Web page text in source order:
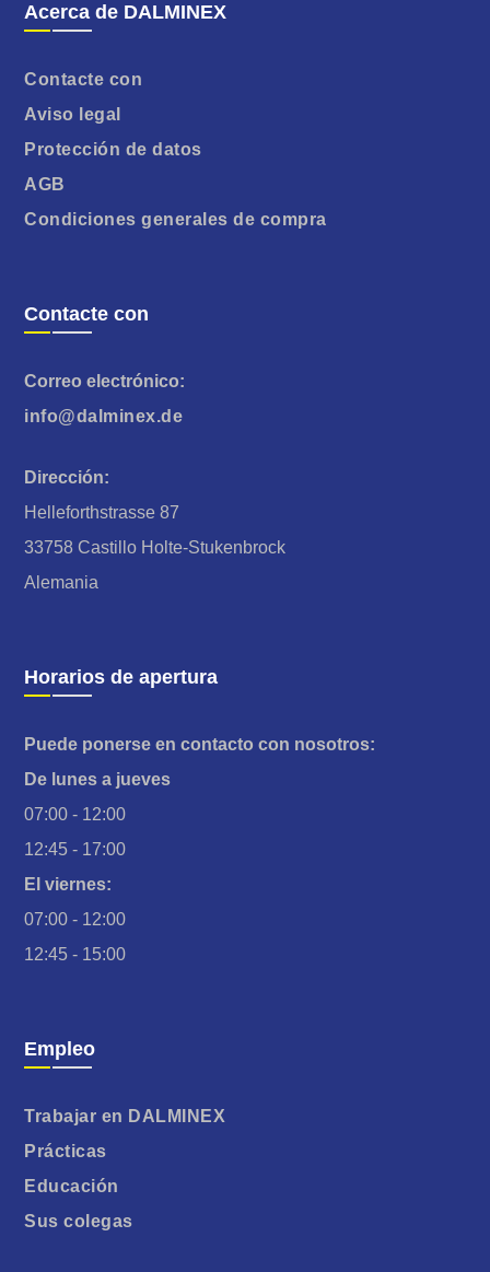
Acerca de DALMINEX
Contacte con
Aviso legal
Protección de datos
AGB
Condiciones generales de compra
Contacte con
Correo electrónico:
info@dalminex.de
Dirección:
Helleforthstrasse 87
33758 Castillo Holte-Stukenbrock
Alemania
Horarios de apertura
Puede ponerse en contacto con nosotros:
De lunes a jueves
07:00 - 12:00
12:45 - 17:00
El viernes:
07:00 - 12:00
12:45 - 15:00
Empleo
Trabajar en DALMINEX
Prácticas
Educación
Sus colegas